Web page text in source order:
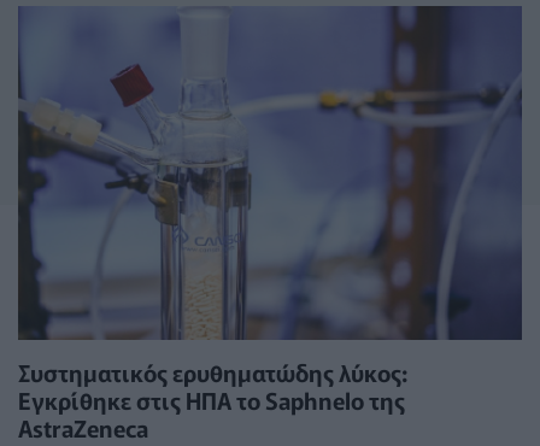
Συστηματικός ερυθηματώδης λύκος:
Εγκρίθηκε στις ΗΠΑ το Saphnelo της
AstraZeneca